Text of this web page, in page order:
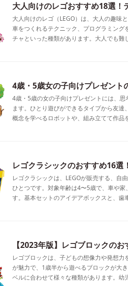
大人向けのレゴおすすめ18選！
大人向けのレゴ（LEGO）は、大人の趣味
車をつくれるテクニック、プログラミン
チャといった種類があります。大人でも難
4歳・5歳女の子向けプレゼント
4歳・5歳の女の子向けプレゼントには、
ます。ひとり遊びができるタイプから友
概念を学べるロボットや、組み立てて作品
レゴクラシックのおすすめ16選
レゴクラシックは、LEGOが販売する、自
ひとつです。対象年齢は4〜5歳で、車や
す。基本セットのアイデアボックスと、歯
【2023年版】レゴブロックの
レゴブロックは、子どもの想像力や発想
が魅力で、1歳半から遊べるブロックが大
ベルに合わせて様々な種類があります。幼